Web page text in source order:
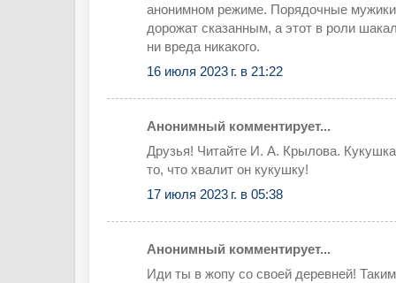
анонимном режиме. Порядочные
дорожат сказанным, а этот в роли
ни вреда никакого.
16 июля 2023 г. в 21:22
Анонимный комментирует...
Друзья! Читайте И. А. Крылова.
то, что хвалит он кукушку!
17 июля 2023 г. в 05:38
Анонимный комментирует...
Иди ты в жопу со своей деревней!